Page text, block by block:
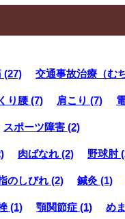
(27) 交通事故治療（む
り腰 (7) 肩こり (7)
スポーツ障害 (2)
肉ばなれ (2) 野球肘
のしびれ (2) 鍼灸 (1)
(1) 顎関節症 (1) め